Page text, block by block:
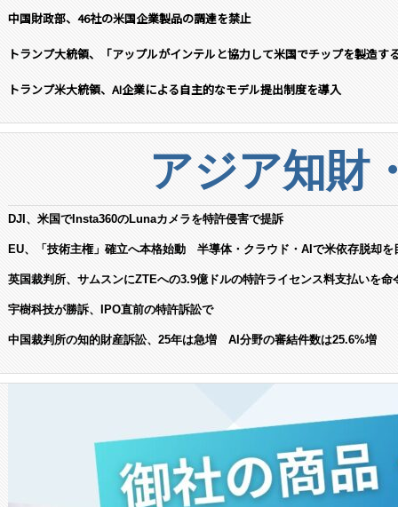
中国財政部、46社の米国企業製品の調達を禁止
トランプ大統領、「アップルがインテルと協力して米国でチップを製造す
トランプ米大統領、AI企業による自主的なモデル提出制度を導入
アジア知財
DJI、米国でInsta360のLunaカメラを特許侵害で提訴
EU、「技術主権」確立へ本格始動 半導体・クラウド・AIで米依存脱却を
英国裁判所、サムスンにZTEへの3.9億ドルの特許ライセンス料支払いを命
宇樹科技が勝訴、IPO直前の特許訴訟で
中国裁判所の知的財産訴訟、25年は急増 AI分野の審結件数は25.6%増